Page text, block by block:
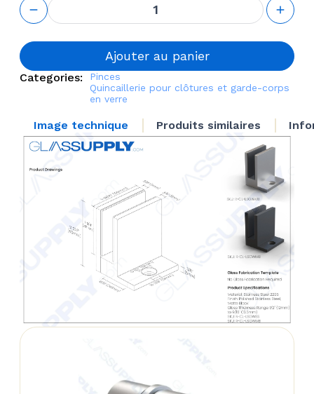
de L
shaped
Glass to
Clamp
Ajouter au panier
Categories:
Pinces
Quincaillerie pour clôtures et garde-corps
en verre
Image technique Produits similaires